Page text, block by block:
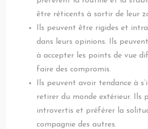
être réticents à sortir de leur
Ils peuvent être rigides et
dans leurs opinions. Ils
à accepter les points de vue
faire des compromis.
Ils peuvent avoir tendance à
retirer du monde extérieur. Ils
introvertis et préférer la
compagnie des autres.